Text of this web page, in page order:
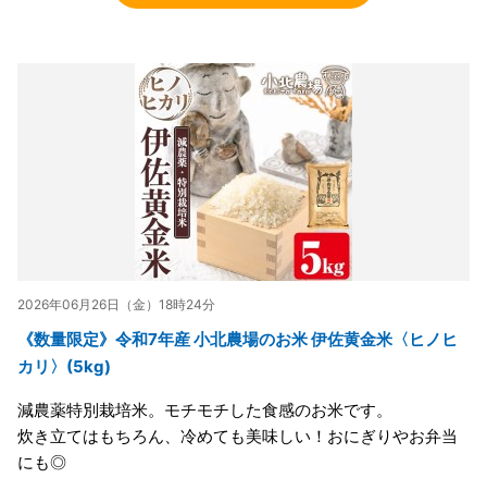
2026年06月26日（金）18時24分
《数量限定》令和7年産 小北農場のお米 伊佐黄金米〈ヒノヒ
カリ〉(5kg)
減農薬特別栽培米。モチモチした食感のお米です。
炊き立てはもちろん、冷めても美味しい！おにぎりやお弁当
にも◎